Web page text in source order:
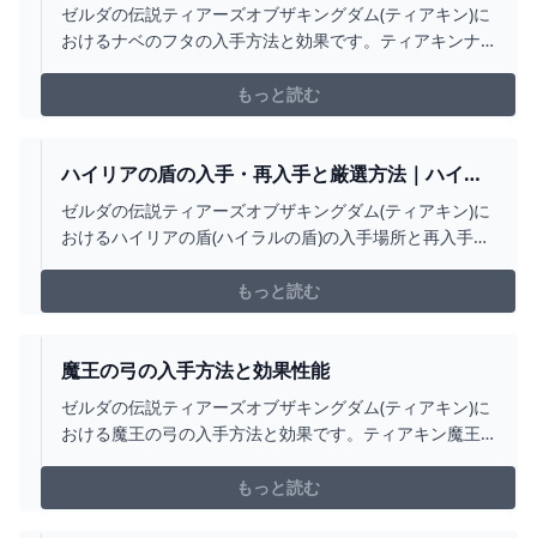
ゼルダの伝説ティアーズオブザキングダム(ティアキン)に
おけるナベのフタの入手方法と効果です。ティアキンナ
力についても掲載しています。
もっと読む
ハイリアの盾の入手・再入手と厳選方法｜ハイラ
ルの盾
ゼルダの伝説ティアーズオブザキングダム(ティアキン)に
おけるハイリアの盾(ハイラルの盾)の入手場所と再入手・
法をはじめ、盾の厳選や壊れた際の修理方法をまで掲載
しています。
もっと読む
魔王の弓の入手方法と効果性能
ゼルダの伝説ティアーズオブザキングダム(ティアキン)に
おける魔王の弓の入手方法と効果です。ティアキン魔王
いても掲載しています。もっと読む